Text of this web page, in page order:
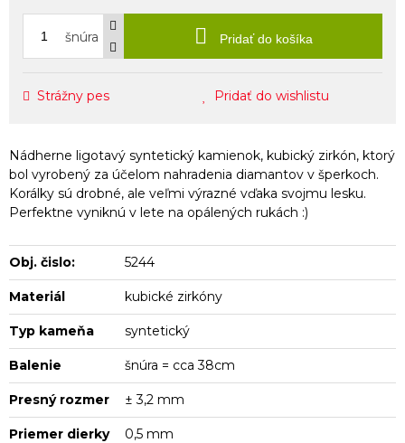
šnúra Pridať do košíka
Strážny pes Pridať do wishlistu
Nádherne ligotavý syntetický kamienok, kubický zirkón, ktorý
bol vyrobený za účelom nahradenia diamantov v šperkoch.
Korálky sú drobné, ale veľmi výrazné vďaka svojmu lesku.
Perfektne vyniknú v lete na opálených rukách :)
Obj. čislo: 5244
Materiál kubické zirkóny
Typ kameňa syntetický
Balenie šnúra = cca 38cm
Presný rozmer ± 3,2 mm
Priemer dierky 0,5 mm